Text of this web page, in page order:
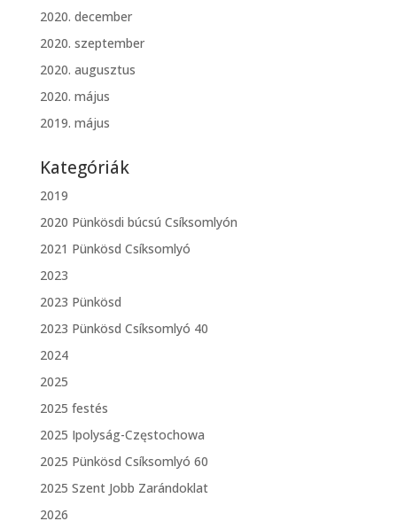
2020. december
2020. szeptember
2020. augusztus
2020. május
2019. május
Kategóriák
2019
2020 Pünkösdi búcsú Csíksomlyón
2021 Pünkösd Csíksomlyó
2023
2023 Pünkösd
2023 Pünkösd Csíksomlyó 40
2024
2025
2025 festés
2025 Ipolyság-Częstochowa
2025 Pünkösd Csíksomlyó 60
2025 Szent Jobb Zarándoklat
2026